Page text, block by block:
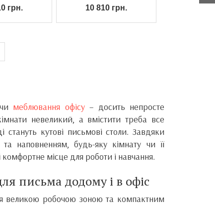
грн. 10 810 грн.
меблювання офісу– досить непросте
невеликий, а вмістити треба все
кутові письмові столи. Завдяки
наповненням, будь-яку кімнату чи її
місце для роботи і навчання.
письма додому і в офіс
великою робочою зоною та компактним